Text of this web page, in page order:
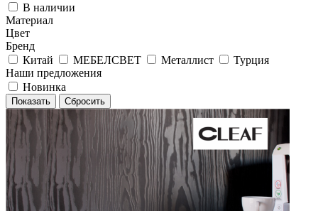
В наличии
Материал
Цвет
Бренд
Китай
МЕБЕЛСВЕТ Металлист
Турция
Наши предложения
Новинка
Сбросить